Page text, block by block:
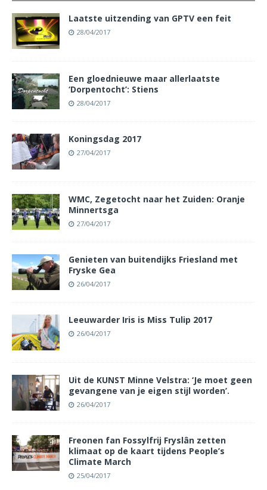
Laatste uitzending van GPTV een feit
28/04/2017
Een gloednieuwe maar allerlaatste
‘Dorpentocht’: Stiens
28/04/2017
Koningsdag 2017
27/04/2017
WMC, Zegetocht naar het Zuiden: Oranje
Minnertsga
27/04/2017
Genieten van buitendijks Friesland met
Fryske Gea
26/04/2017
Leeuwarder Iris is Miss Tulip 2017
26/04/2017
Uit de KUNST Minne Velstra: ‘Je moet geen
gevangene van je eigen stijl worden’.
26/04/2017
Freonen fan Fossylfrij Fryslân zetten
klimaat op de kaart tijdens People’s
Climate March
25/04/2017